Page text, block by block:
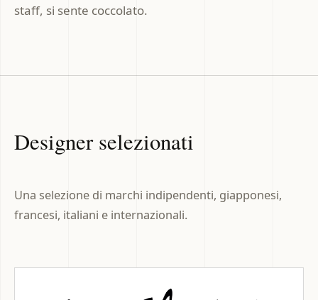
staff, si sente coccolato.
Designer selezionati
Una selezione di marchi indipendenti, giapponesi,
francesi, italiani e internazionali.